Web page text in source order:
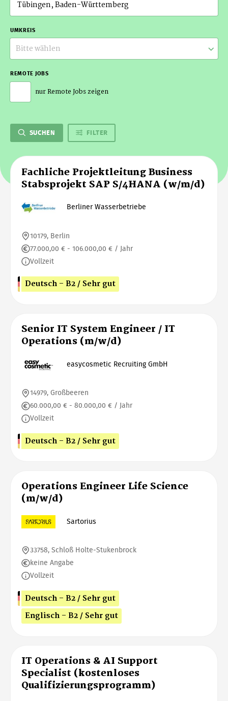
UMKREIS
Bitte wählen
REMOTE JOBS
nur Remote Jobs zeigen
SUCHEN FILTER
Fachliche Projektleitung Business
Stabsprojekt SAP S/4HANA (w/m/d)
Berliner Wasserbetriebe
10179, Berlin
77.000,00 € - 106.000,00 € / Jahr
Vollzeit
Deutsch - B2 / Sehr gut
Senior IT System Engineer / IT
Operations (m/w/d)
easycosmetic Recruiting GmbH
14979, Großbeeren
60.000,00 € - 80.000,00 € / Jahr
Vollzeit
Deutsch - B2 / Sehr gut
Operations Engineer Life Science
(m/w/d)
Sartorius
33758, Schloß Holte-Stukenbrock
keine Angabe
Vollzeit
Deutsch - B2 / Sehr gut
Englisch - B2 / Sehr gut
IT Operations & AI Support
Specialist (kostenloses
Qualifizierungsprogramm)